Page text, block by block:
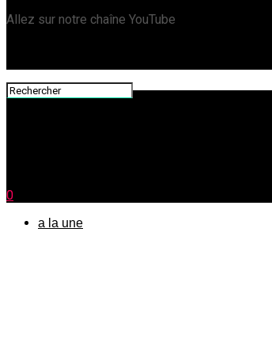
Allez sur notre chaîne YouTube
0
a la une